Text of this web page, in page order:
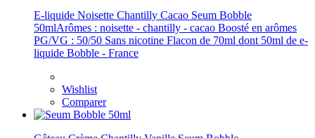
E-liquide Noisette Chantilly Cacao Seum Bobble
50mlArômes : noisette - chantilly - cacao Boosté en arômes
PG/VG : 50/50 Sans nicotine Flacon de 70ml dont 50ml de e-
liquide Bobble - France
Wishlist
Comparer